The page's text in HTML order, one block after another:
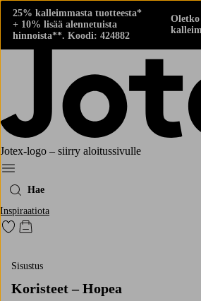
25% kalleimmasta tuotteesta*
+ 10% lisää alennetuista
hinnoista**. Koodi: 424882
Jotex-logo – siirry aloitussivulle
Menu
Hae
Inspiraatiota
Siirry merkittyihin suosikkituotteisiin
Siirry ostoskoriin
Sisustus
Koristeet – Hopea